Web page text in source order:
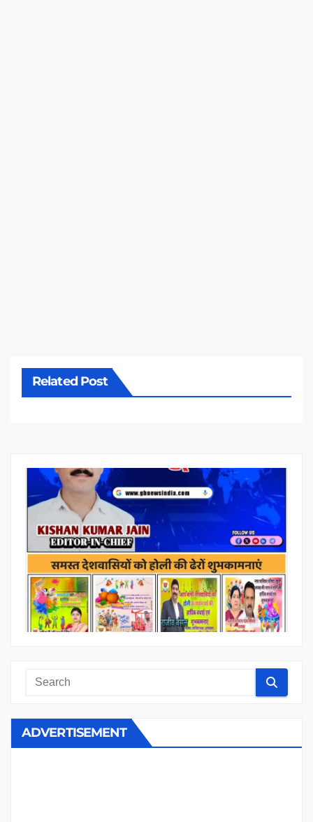
Related Post
ADVERTISEMENT